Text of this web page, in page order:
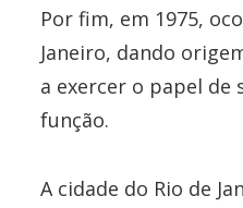
Por fim, em 1975,
Janeiro, dando
a exercer o papel
função.
A cidade do Rio de